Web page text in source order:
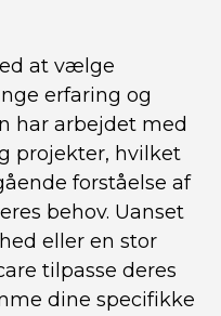
at vælge
erfaring og
har arbejdet med
projekter, hvilket
forståelse af
behov. Uanset
eller en stor
tilpasse deres
dine specifikke